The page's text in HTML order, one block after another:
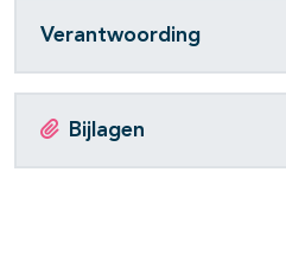
Verantwoording
Bijlagen